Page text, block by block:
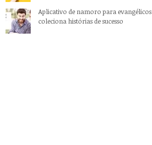
Aplicativo de namoro para evangélicos
coleciona histórias de sucesso